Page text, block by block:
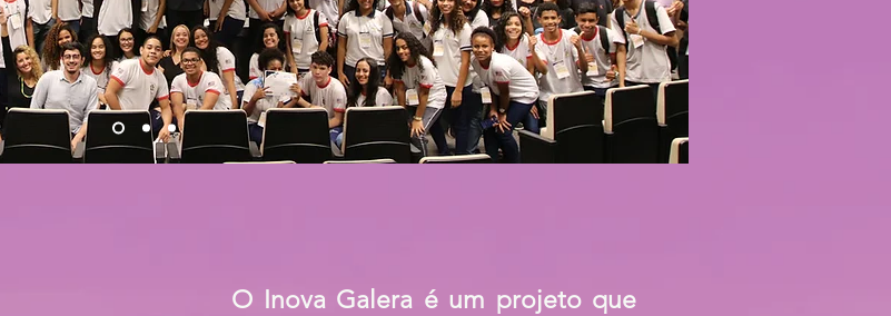
O Inova Galera é um projeto que